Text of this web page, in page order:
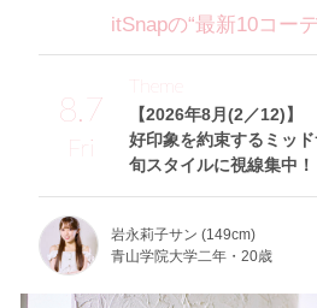
itSnapの“最新10コー
8.7
Fri
【2026年8月(2／12)】
好印象を約束するミッ
旬スタイルに視線集中
Theme
岩永莉子サン (149cm)
青山学院大学二年・20歳